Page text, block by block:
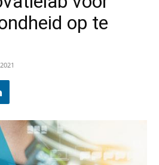
op te